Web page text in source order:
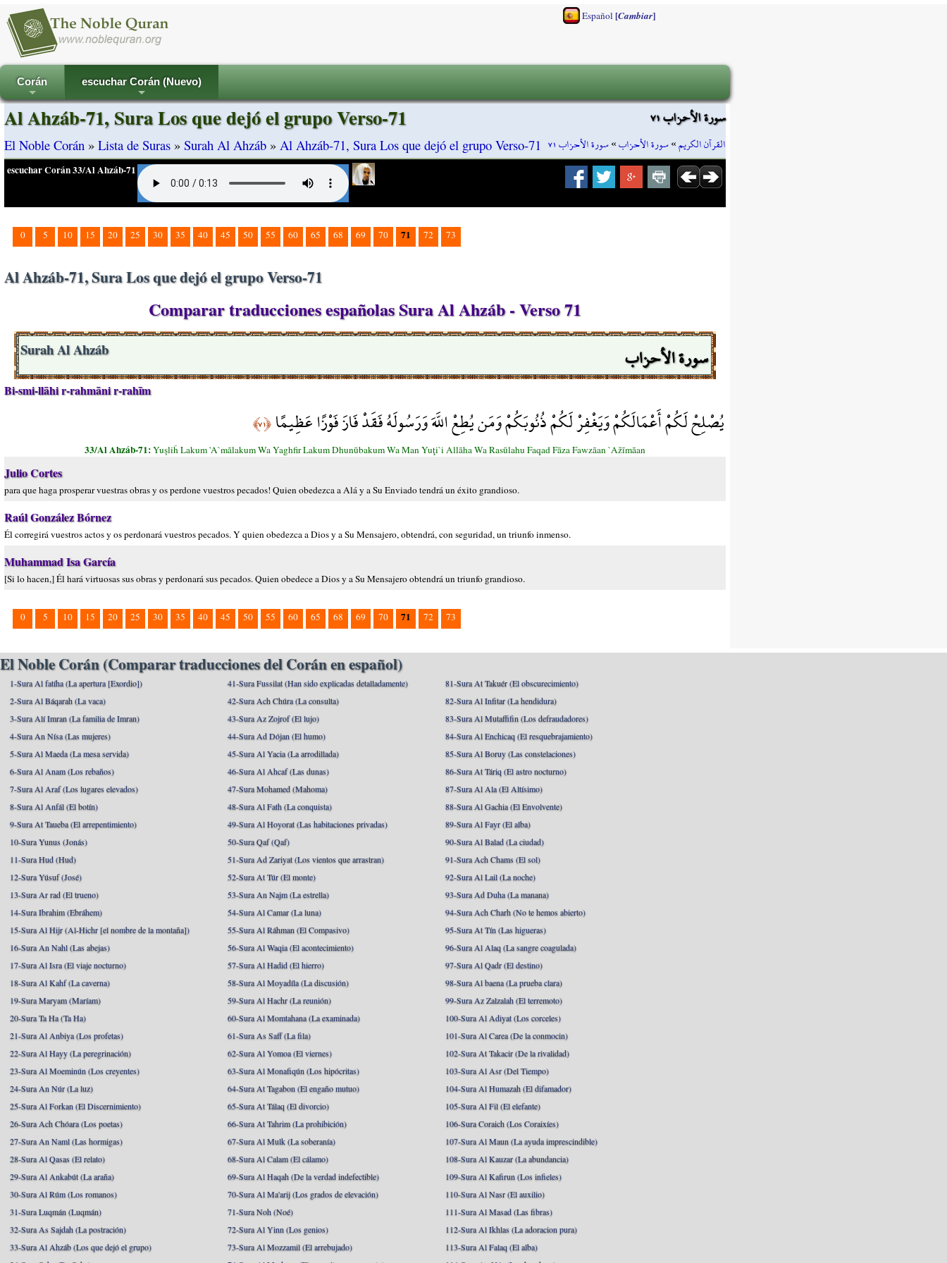
Español [Cambiar]
+
Corán
+
escuchar Corán (Nuevo)
سورة الأحزاب ٧١
القرآن الكريم»سورة الأحزاب»سورة الأحزاب ٧١
Al Ahzáb-71, Sura Los que dejó el grupo Verso-71
El Noble Corán » Lista de Suras » Surah Al Ahzáb » Al Ahzáb-71, Sura Los que dejó el grupo Verso-71
escuchar Corán 33/Al Ahzáb-71
0 5 10 15 20 25 30 35 40 45 50 55 60 65 68 69 70 71 72 73
Al Ahzáb-71, Sura Los que dejó el grupo Verso-71
Comparar traducciones españolas Sura Al Ahzáb - Verso 71
سورة الأحزاب Surah Al Ahzáb
Bi-smi-llāhi r-rahmāni r-rahīm
يُصْلِحْ لَكُمْ أَعْمَالَكُمْ وَيَغْفِرْ لَكُمْ ذُنُوبَكُمْ وَمَن يُطِعْ اللَّهَ وَرَسُولَهُ فَقَدْ فَازَ فَوْزًا عَظِيمًا﴿٧١﴾
33/Al Ahzáb-71:Yuşliĥ Lakum 'A`mālakum Wa Yaghfir Lakum Dhunūbakum Wa Man Yuţi`i Allāha Wa Rasūlahu Faqad Fāza Fawzāan `Ažīmāan
Julio Cortes
para que haga prosperar vuestras obras y os perdone vuestros pecados! Quien obedezca a Alá y a Su Enviado tendrá un éxito grandioso.
Raúl González Bórnez
Él corregirá vuestros actos y os perdonará vuestros pecados. Y quien obedezca a Dios y a Su Mensajero, obtendrá, con seguridad, un triunfo inmenso.
Muhammad Isa García
[Si lo hacen,] Él hará virtuosas sus obras y perdonará sus pecados. Quien obedece a Dios y a Su Mensajero obtendrá un triunfo grandioso.
0 5 10 15 20 25 30 35 40 45 50 55 60 65 68 69 70 71 72 73
El Noble Corán (Comparar traducciones del Corán en español)
1-Sura Al fatíha (La apertura [Exordio])
2-Sura Al Báqarah (La vaca)
3-Sura Alí Imran (La familia de Imran)
4-Sura An Nísa (Las mujeres)
5-Sura Al Maeda (La mesa servida)
6-Sura Al Anam (Los rebaños)
7-Sura Al Araf (Los lugares elevados)
8-Sura Al Anfál (El botín)
9-Sura At Taueba (El arrepentimiento)
10-Sura Yunus (Jonás)
11-Sura Hud (Hud)
12-Sura Yúsuf (José)
13-Sura Ar rad (El trueno)
14-Sura Ibrahim (Ebráhem)
15-Sura Al Hijr (Al-Hichr [el nombre de la montaña])
16-Sura An Nahl (Las abejas)
17-Sura Al Isra (El viaje nocturno)
18-Sura Al Kahf (La caverna)
19-Sura Maryam (Maríam)
20-Sura Ta Ha (Ta Ha)
21-Sura Al Anbiya (Los profetas)
22-Sura Al Hayy (La peregrinación)
23-Sura Al Moeminún (Los creyentes)
24-Sura An Núr (La luz)
25-Sura Al Forkan (El Discernimiento)
26-Sura Ach Chóara (Los poetas)
27-Sura An Naml (Las hormigas)
28-Sura Al Qasas (El relato)
29-Sura Al Ankabút (La araña)
30-Sura Al Rúm (Los romanos)
31-Sura Luqmán (Luqmán)
32-Sura As Sajdah (La postración)
33-Sura Al Ahzáb (Los que dejó el grupo)
41-Sura Fussilat (Han sido explicadas detalladamente)
42-Sura Ach Chúra (La consulta)
43-Sura Az Zojrof (El lujo)
44-Sura Ad Dójan (El humo)
45-Sura Al Yacia (La arrodillada)
46-Sura Al Ahcaf (Las dunas)
47-Sura Mohamed (Mahoma)
48-Sura Al Fath (La conquista)
49-Sura Al Hoyorat (Las habitaciones privadas)
50-Sura Qaf (Qaf)
51-Sura Ad Zariyat (Los vientos que arrastran)
52-Sura At Túr (El monte)
53-Sura An Najm (La estrella)
54-Sura Al Camar (La luna)
55-Sura Al Ráhman (El Compasivo)
56-Sura Al Waqia (El acontecimiento)
57-Sura Al Hadid (El hierro)
58-Sura Al Moyadíla (La discusión)
59-Sura Al Hachr (La reunión)
60-Sura Al Momtahana (La examinada)
61-Sura As Saff (La fila)
62-Sura Al Yomoa (El viernes)
63-Sura Al Monafiqún (Los hipócritas)
64-Sura At Tagabon (El engaño mutuo)
65-Sura At Tálaq (El divorcio)
66-Sura At Tahrim (La prohibición)
67-Sura Al Mulk (La soberanía)
68-Sura Al Calam (El cálamo)
69-Sura Al Haqah (De la verdad indefectible)
70-Sura Al Ma'arij (Los grados de elevación)
71-Sura Noh (Noé)
72-Sura Al Yinn (Los genios)
73-Sura Al Mozzamil (El arrebujado)
81-Sura At Takuér (El obscurecimiento)
82-Sura Al Infitar (La hendidura)
83-Sura Al Mutaffifin (Los defraudadores)
84-Sura Al Enchicaq (El resquebrajamiento)
85-Sura Al Boruy (Las constelaciones)
86-Sura At Táriq (El astro nocturno)
87-Sura Al Ala (El Altísimo)
88-Sura Al Gachia (El Envolvente)
89-Sura Al Fayr (El alba)
90-Sura Al Balad (La ciudad)
91-Sura Ach Chams (El sol)
92-Sura Al Lail (La noche)
93-Sura Ad Duha (La manana)
94-Sura Ach Charh (No te hemos abierto)
95-Sura At Tín (Las higueras)
96-Sura Al Alaq (La sangre coagulada)
97-Sura Al Qadr (El destino)
98-Sura Al baena (La prueba clara)
99-Sura Az Zalzalah (El terremoto)
100-Sura Al Adiyat (Los corceles)
101-Sura Al Carea (De la conmocin)
102-Sura At Takacir (De la rivalidad)
103-Sura Al Asr (Del Tiempo)
104-Sura Al Humazah (El difamador)
105-Sura Al Fil (El elefante)
106-Sura Coraich (Los Coraixíes)
107-Sura Al Maun (La ayuda imprescindible)
108-Sura Al Kauzar (La abundancia)
109-Sura Al Kafirun (Los infieles)
110-Sura Al Nasr (El auxilio)
111-Sura Al Masad (Las fibras)
112-Sura Al Ikhlas (La adoracion pura)
113-Sura Al Falaq (El alba)